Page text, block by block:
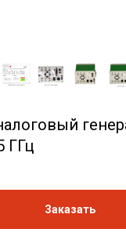
ГГц
Заказать